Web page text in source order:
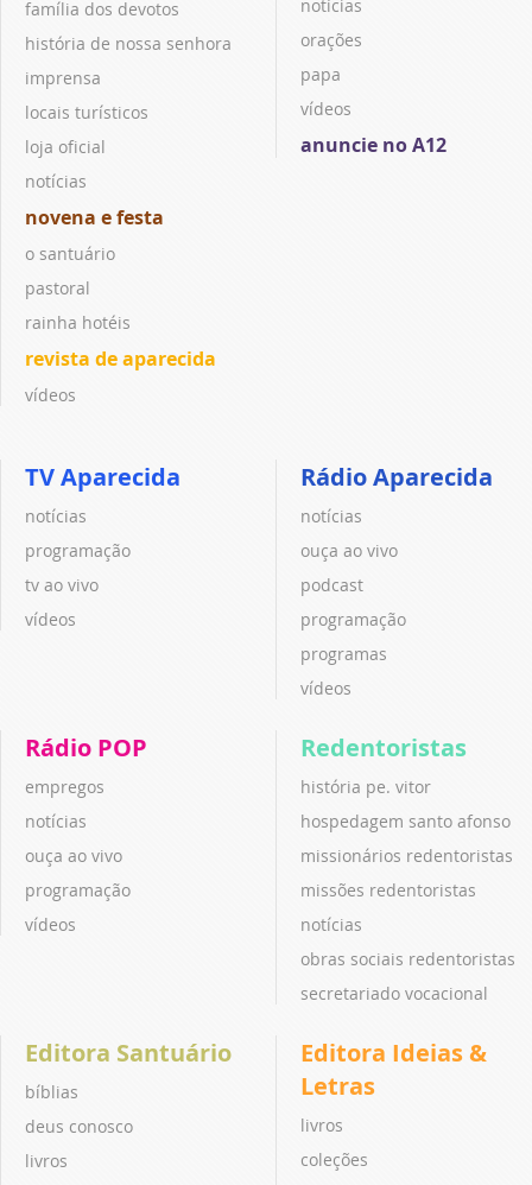
família dos devotos
história de nossa senhora
imprensa
locais turísticos
loja oficial
notícias
novena e festa
o santuário
pastoral
rainha hotéis
revista de aparecida
vídeos
notícias
orações
papa
vídeos
anuncie no A12
TV Aparecida
notícias
programação
tv ao vivo
vídeos
Rádio Aparecida
notícias
ouça ao vivo
podcast
programação
programas
vídeos
Rádio POP
empregos
notícias
ouça ao vivo
programação
vídeos
Redentoristas
história pe. vitor
hospedagem santo afonso
missionários redentoristas
missões redentoristas
notícias
obras sociais redentoristas
secretariado vocacional
Editora Santuário
bíblias
deus conosco
livros
Editora Ideias &
Letras
livros
coleções